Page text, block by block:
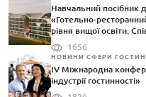
Навчальний посібник
«Готельно-
рівня вищої освіти.
1656
НОВИНИ СФЕРИ
IV Міжнародна
індустрії гостинності»